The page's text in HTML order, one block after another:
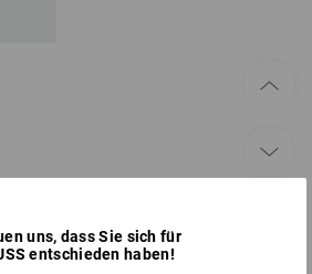
bereits 1 von 1 Artikel angesehen.
uns, dass Sie sich für
entschieden haben!